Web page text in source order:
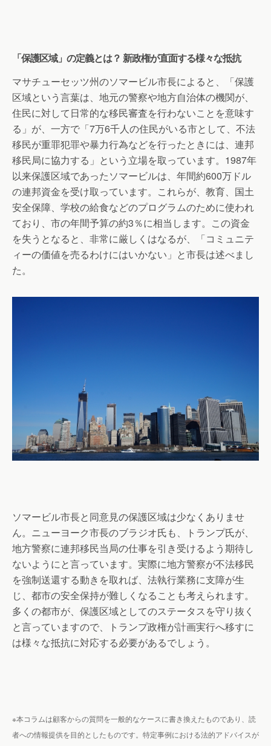
「保護区域」の定義とは？ 新政権が直面する様々な抵抗
マサチューセッツ州のソマービル市長によると、「保護
区域という言葉は、地元の警察や地方自治体の機関が、
住民に対して日常的な移民審査を行わないことを意味す
る」が、一方で「7万6千人の住民がいる市として、不法
移民が重罪犯罪や暴力行為などを行ったときには、連邦
移民局に協力する」という立場を取っています。1987年
以来保護区域であったソマービルは、年間約600万ドル
の連邦資金を受け取っています。これらが、教育、国土
安全保障、学校の給食などのプログラムのために使われ
ており、市の年間予算の約3％に相当します。この資金
を失うとなると、非常に厳しくはなるが、「コミュニテ
ィーの価値を売るわけにはいかない」と市長は述べまし
た。
ソマービル市長と同意見の保護区域は少なくありませ
ん。ニューヨーク市長のブラジオ氏も、トランプ氏が、
地方警察に連邦移民当局の仕事を引き受けるよう期待し
ないようにと言っています。実際に地方警察が不法移民
を強制送還する動きを取れば、法執行業務に支障が生
じ、都市の安全保持が難しくなることも考えられます。
多くの都市が、保護区域としてのステータスを守り抜く
と言っていますので、トランプ政権が計画実行へ移すに
は様々な抵抗に対応する必要があるでしょう。
※本コラムは顧客からの質問を一般的なケースに書き換えたものであり、読
者への情報提供を目的としたものです。特定事例における法的アドバイスが